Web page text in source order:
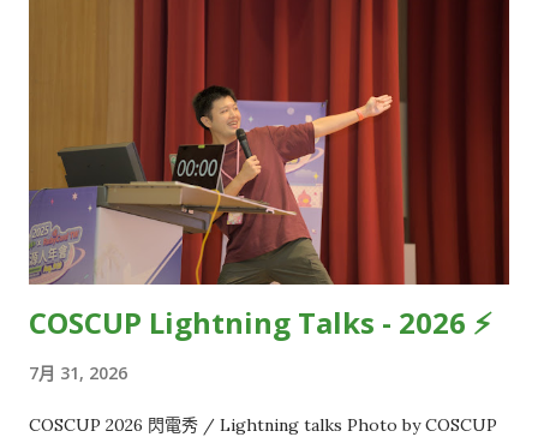
Argo CD 等工具，實現微服務的彈性部署與高效管理，為金融服
務提供穩固的基礎設施。 生成式 AI 應用 ：打造 AI 架構師團隊
「Smart Archie」，透過多代理（Multi-Agent）架構優化雲端
設計、分析與交付流程，展現 AI 在金融領域的智慧賦能。 數據
工程與 MLOps ：運用開源技術建構高效數據管線與 MLOps 平
台，確保數據品質與模型訓練效率，為 AI 應用提供強大支撐。
資安治理與 DevSecOps ：將 DevSecOps 理念融入開發流程，
透過開源工具強化軟體供應鏈安全，並推動 SBOM 管理以確保組
更是一種文化。國泰金控深信，開放、分享、協作的精神是推動
內部創新的重要動力。為此，我們持續深耕內部開源文化，鼓勵
COSCUP Lightning Talks - 2026 ⚡️
7月 31, 2026
COSCUP 2026 閃電秀 / Lightning talks Photo by COSCUP